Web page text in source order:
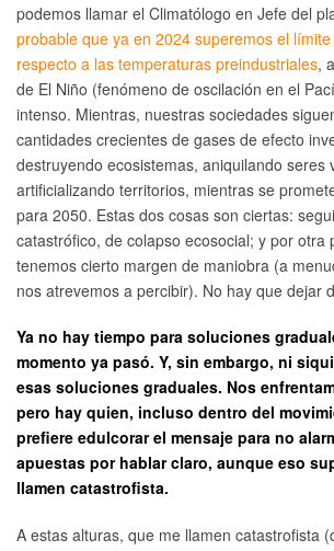
podemos llamar el Climatólogo en Jefe del
probable que ya en 2024 superemos el límite
respecto a las temperaturas preindustriales,
de El Niño (fenómeno de oscilación en el
intenso. Mientras, nuestras sociedades
cantidades crecientes de gases de efecto
destruyendo ecosistemas, aniquilando seres
artificializando territorios, mientras se
para 2050. Estas dos cosas son ciertas:
catastrófico, de colapso ecosocial; y por otra
tenemos cierto margen de maniobra (a
nos atrevemos a percibir). No hay que dejar
Ya no hay tiempo para soluciones
momento ya pasó. Y, sin embargo, ni
esas soluciones graduales. Nos
pero hay quien, incluso dentro del
prefiere edulcorar el mensaje para no
apuestas por hablar claro, aunque eso
llamen catastrofista.
A estas alturas, que me llamen catastrofista